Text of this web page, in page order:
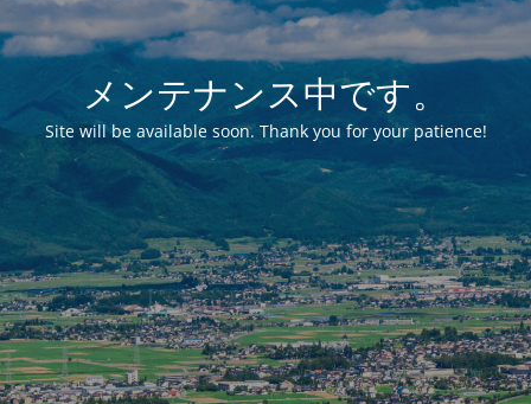
メンテナンス中です。
Site will be available soon. Thank you for your patience!